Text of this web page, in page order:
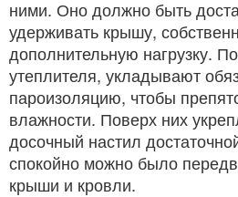
ними. Оно должно быть
удерживать крышу,
дополнительную нагрузку.
утеплителя, укладывают
пароизоляцию, чтобы
влажности. Поверх них
досочный настил
спокойно можно было
крыши и кровли.